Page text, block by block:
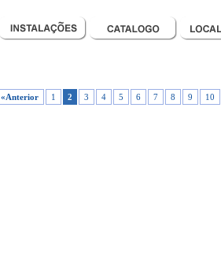
«Anterior 1 2 3 4 5 6 7 8 9 10